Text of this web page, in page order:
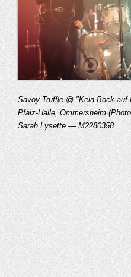
Savoy Truffle @ "Kein Bock
Pfalz-Halle, Ommersheim
Sarah Lysette — M2280358